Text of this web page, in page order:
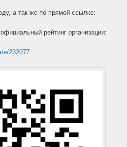
а так же по прямой ссылке:
рейтинг организации:
232077